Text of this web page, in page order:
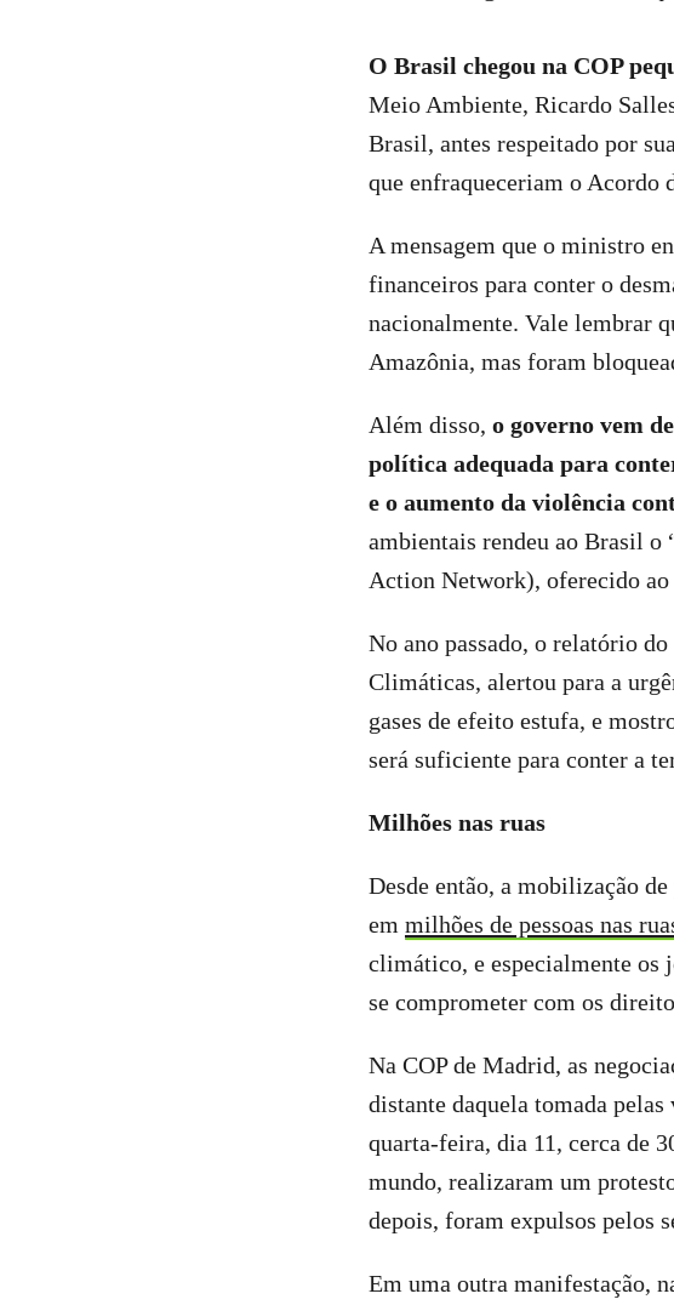
O Brasil chegou na COP
Meio Ambiente, Ricardo
Brasil, antes respeitado por
que enfraqueceriam o Acordo
A mensagem que o ministro
financeiros para conter o
nacionalmente. Vale lembrar
Amazônia, mas foram
Além disso, o governo vem
política adequada para
e o aumento da violência
ambientais rendeu ao Brasil o
Action Network), oferecido
No ano passado, o relatório
Climáticas, alertou para a
gases de efeito estufa, e
será suficiente para conter a
Milhões nas ruas
Desde então, a mobilização
em milhões de pessoas nas
climático, e especialmente os
se comprometer com os
Na COP de Madrid, as
distante daquela tomada
quarta-feira, dia 11, cerca de
mundo, realizaram um
depois, foram expulsos pelos
Em uma outra manifestação,